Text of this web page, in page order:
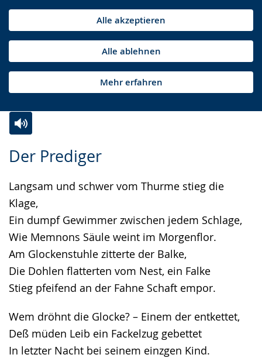
Alle akzeptieren
Alle ablehnen
Mehr erfahren
Der Prediger
Langsam und schwer vom Thurme stieg die
Klage,
Ein dumpf Gewimmer zwischen jedem Schlage,
Wie Memnons Säule weint im Morgenflor.
Am Glockenstuhle zitterte der Balke,
Die Dohlen flatterten vom Nest, ein Falke
Stieg pfeifend an der Fahne Schaft empor.
Wem dröhnt die Glocke? – Einem der entkettet,
Deß müden Leib ein Fackelzug gebettet
In letzter Nacht bei seinem einzgen Kind.
Leichten
wechseln.
Audio-
Video
Deutscher
Gebärdensprache
wird
angezeigt.